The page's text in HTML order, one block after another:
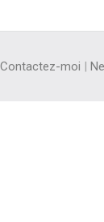
Contactez-moi |